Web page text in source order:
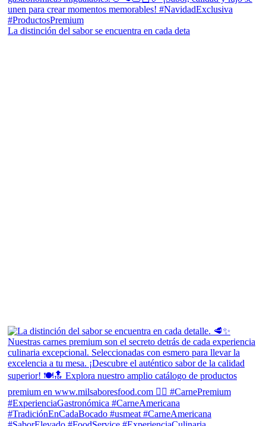
La distinción del sabor se encuentra en cada deta